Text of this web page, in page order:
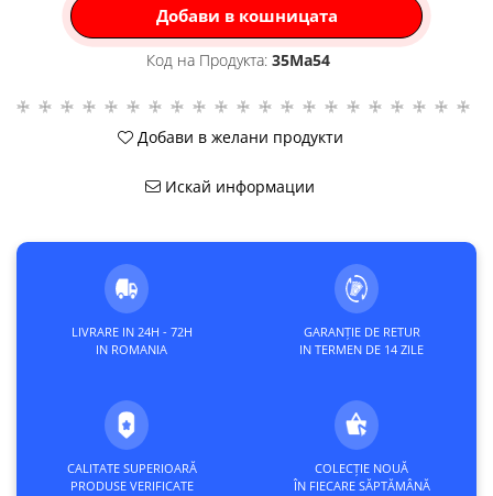
Добави в кошницата
Код на Продукта: 35Ma54
Добави в желани продукти
Искай информации
LIVRARE IN 24H - 72H
IN ROMANIA
GARANȚIE DE RETUR
IN TERMEN DE 14 ZILE
CALITATE SUPERIOARĂ
PRODUSE VERIFICATE
COLECȚIE NOUĂ
ÎN FIECARE SĂPTĂMÂNĂ